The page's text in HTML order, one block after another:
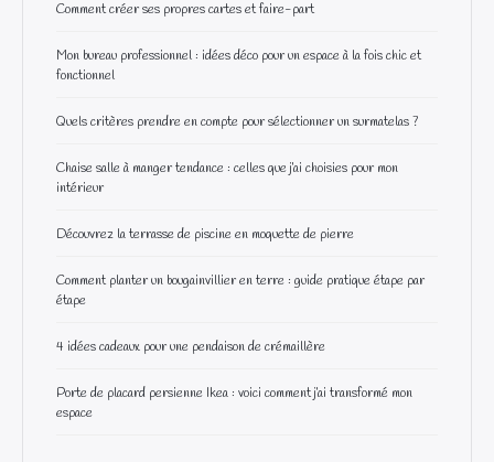
Comment créer ses propres cartes et faire-part
Mon bureau professionnel : idées déco pour un espace à la fois chic et
fonctionnel
Quels critères prendre en compte pour sélectionner un surmatelas ?
Chaise salle à manger tendance : celles que j’ai choisies pour mon
intérieur
Découvrez la terrasse de piscine en moquette de pierre
Comment planter un bougainvillier en terre : guide pratique étape par
étape
4 idées cadeaux pour une pendaison de crémaillère
Porte de placard persienne Ikea : voici comment j’ai transformé mon
espace